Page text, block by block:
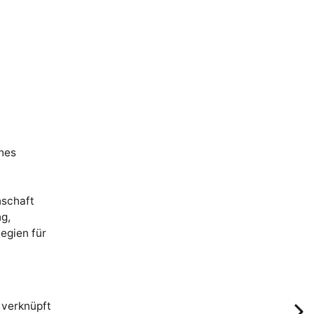
für
verknüpft